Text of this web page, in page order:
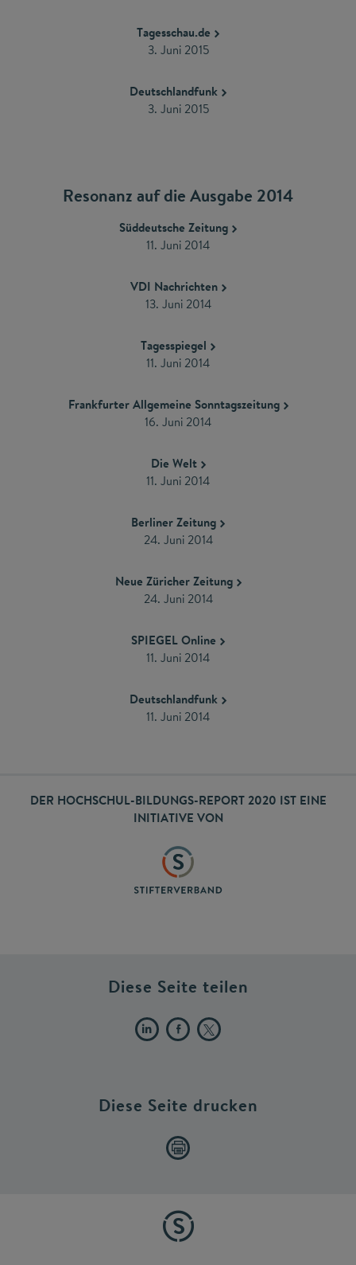
Tagesschau.de
3. Juni 2015
Deutschlandfunk
3. Juni 2015
Resonanz auf die Ausgabe 2014
Süddeutsche Zeitung
11. Juni 2014
VDI Nachrichten
13. Juni 2014
Tagesspiegel
11. Juni 2014
Frankfurter Allgemeine Sonntagszeitung
16. Juni 2014
Die Welt
11. Juni 2014
Berliner Zeitung
24. Juni 2014
Neue Züricher Zeitung
24. Juni 2014
SPIEGEL Online
11. Juni 2014
Deutschlandfunk
11. Juni 2014
DER HOCHSCHUL-BILDUNGS-REPORT 2020 IST EINE
INITIATIVE VON
Diese Seite teilen
Diese Seite drucken